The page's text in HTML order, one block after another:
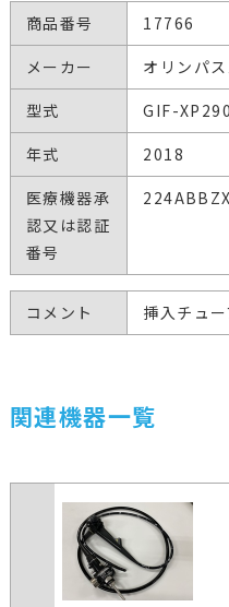
商品番号
17766
メーカー
オリンパ
型式
GIF-
年式
2018
医療機器承
認又は認証
番号
コメント 挿入チュ
関連機器一覧